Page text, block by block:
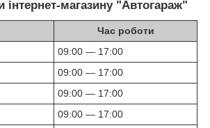
інтернет-магазину "Автогараж"
Час роботи
09:00 — 17:00
09:00 — 17:00
09:00 — 17:00
09:00 — 17:00